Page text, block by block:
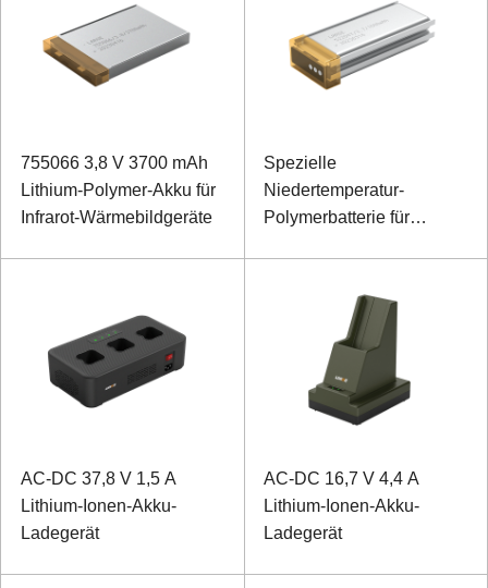
755066 3,8 V 3700 mAh
Lithium-Polymer-Akku für
Infrarot-Wärmebildgeräte
Spezielle
Niedertemperatur-
Polymerbatterie für
AC-DC 37,8 V 1,5 A
Lithium-Ionen-Akku-
Ladegerät
AC-DC 16,7 V 4,4 A
Lithium-Ionen-Akku-
Ladegerät